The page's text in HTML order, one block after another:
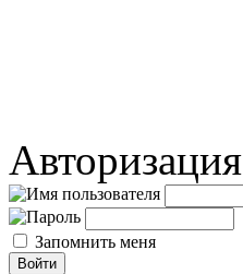
Авторизация
Запомнить меня